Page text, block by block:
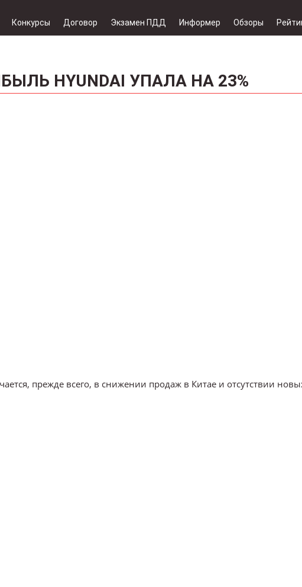
Конкурсы Договор Экзамен ПДД Информер Обзоры
HYUNDAI УПАЛА НА 23%
прежде всего, в снижении продаж в Китае и отсутствии